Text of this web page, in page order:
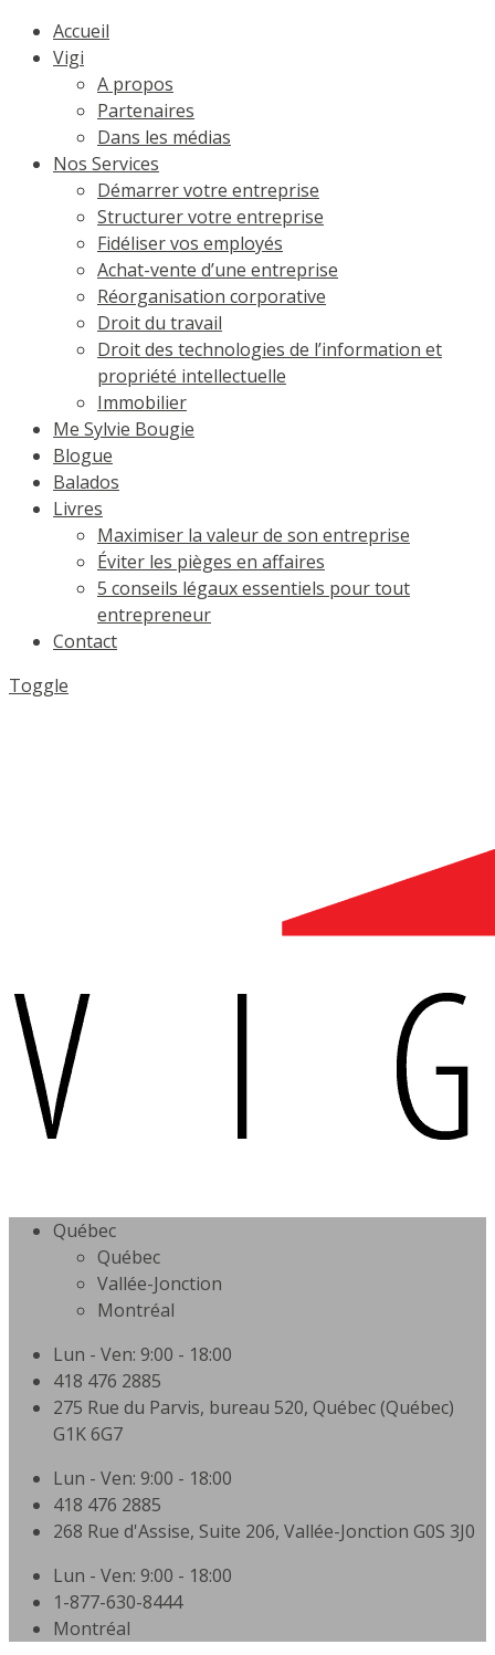
Accueil
Vigi
A propos
Partenaires
Dans les médias
Nos Services
Démarrer votre entreprise
Structurer votre entreprise
Fidéliser vos employés
Achat-vente d’une entreprise
Réorganisation corporative
Droit du travail
Droit des technologies de l’information et
propriété intellectuelle
Immobilier
Me Sylvie Bougie
Blogue
Balados
Livres
Maximiser la valeur de son entreprise
Éviter les pièges en affaires
5 conseils légaux essentiels pour tout
entrepreneur
Contact
Toggle
Québec
Québec
Vallée-Jonction
Montréal
Lun - Ven: 9:00 - 18:00
418 476 2885
275 Rue du Parvis, bureau 520, Québec (Québec)
G1K 6G7
Lun - Ven: 9:00 - 18:00
418 476 2885
268 Rue d'Assise, Suite 206, Vallée-Jonction G0S 3J0
Lun - Ven: 9:00 - 18:00
1-877-630-8444
Montréal